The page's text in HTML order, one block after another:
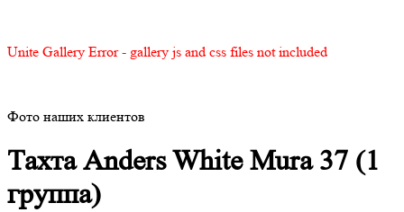
Unite Gallery Error - gallery js and css files not included
Фото наших клиентов
Тахта Anders White Mura 37 (1
группа)